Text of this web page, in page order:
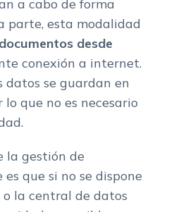
a cabo de forma
parte, esta modalidad
desde
conexión a internet.
datos se guardan en
que no es necesario
la gestión de
que si no se dispone
la central de datos